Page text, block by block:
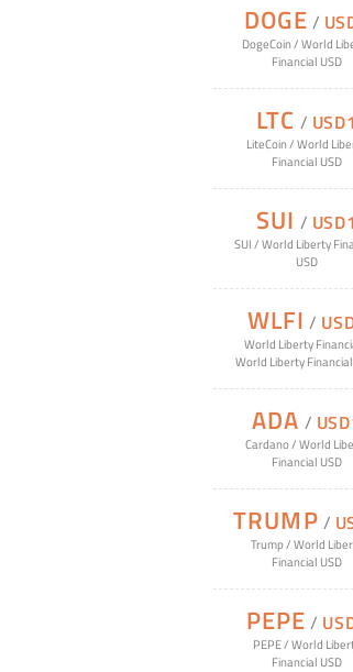
DOGE /
DogeCoin/World
Financial USD
LTC / USD1
LiteCoin/World
Financial USD
SUI / USD1
SUI/World Liberty
USD
WLFI /
World Liberty
World Liberty
ADA /
Cardano/World
Financial USD
TRUMP /
Trump/World
Financial USD
PEPE /
PEPE/World
Financial USD